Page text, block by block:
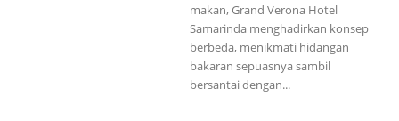
makan, Grand Verona Hotel
Samarinda menghadirkan konsep
berbeda, menikmati hidangan
bakaran sepuasnya sambil
bersantai dengan...